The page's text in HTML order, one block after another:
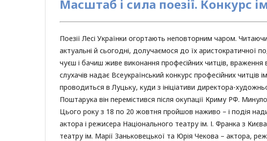
Масштаб і сила поезії. Конкурс
Поезії Лесі Українки огортають неповторним чаром.
актуальні й сьогодні, долучаємося до їх аристократичної
чуєш і бачиш живе виконання професійних читців,
слухачів надає Всеукраїнський конкурс професійних читців
проводиться в Луцьку, куди з ініціативи директора-
Поштарука він перемістився після окупації Криму РФ.
Цього року з 18 по 20 жовтня пройшов наживо – і подія
актора і режисера Національного театру ім. І. Франка з
театру ім. Марії Заньковецької та Юрія Чекова – актора,